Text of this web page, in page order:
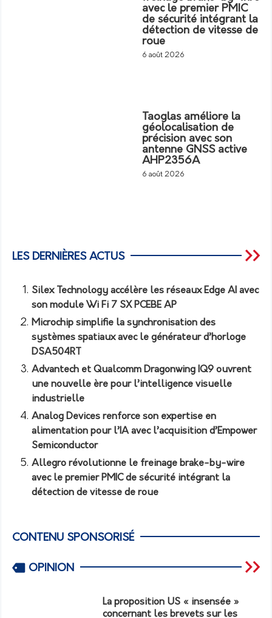
avec le premier PMIC
de sécurité intégrant la
détection de vitesse de
roue
6 août 2026
Taoglas améliore la
géolocalisation de
précision avec son
antenne GNSS active
AHP2356A
6 août 2026
LES DERNIÈRES ACTUS
Silex Technology accélère les réseaux Edge AI avec
son module Wi Fi 7 SX PCEBE AP
Microchip simplifie la synchronisation des
systèmes spatiaux avec le générateur d’horloge
DSA504RT
Advantech et Qualcomm Dragonwing IQ9 ouvrent
une nouvelle ère pour l’intelligence visuelle
industrielle
Analog Devices renforce son expertise en
alimentation pour l’IA avec l’acquisition d’Empower
Semiconductor
Allegro révolutionne le freinage brake-by-wire
avec le premier PMIC de sécurité intégrant la
détection de vitesse de roue
CONTENU SPONSORISÉ
OPINION
La proposition US « insensée »
concernant les brevets sur les